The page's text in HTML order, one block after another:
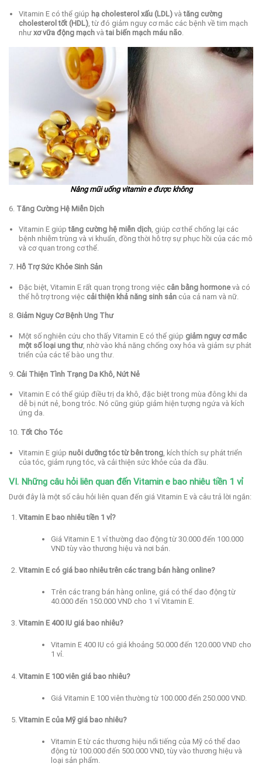
Vitamin E có thể giúp hạ cholesterol xấu (LDL)vàtăng cường
cholesterol tốt (HDL), từ đó giảm nguy cơ mắc các bệnh về tim mạch
như xơ vữa động mạchvàtai biến mạch máu não.
Nâng mũi uống vitamin e được không
6. Tăng Cường Hệ Miễn Dịch
Vitamin E giúptăng cường hệ miễn dịch, giúp cơ thể chống lại các
bệnh nhiễm trùng và vi khuẩn, đồng thời hỗ trợ sự phục hồi của các mô
và cơ quan trong cơ thể.
7. Hỗ Trợ Sức Khỏe Sinh Sản
Đặc biệt, Vitamin E rất quan trọng trong việc cân bằng hormonevà có
thể hỗ trợ trong việc cải thiện khả năng sinh sảncủa cả nam và nữ.
8. Giảm Nguy Cơ Bệnh Ung Thư
Một số nghiên cứu cho thấy Vitamin E có thể giúp giảm nguy cơ mắc
một số loại ung thư, nhờ vào khả năng chống oxy hóa và giảm sự phát
triển của các tế bào ung thư.
9. Cải Thiện Tình Trạng Da Khô, Nứt Nẻ
Vitamin E có thể giúp điều trị da khô, đặc biệt trong mùa đông khi da
dễ bị nứt nẻ, bong tróc. Nó cũng giúp giảm hiện tượng ngứa và kích
ứng da.
10. Tốt Cho Tóc
Vitamin E giúp nuôi dưỡng tóc từ bên trong, kích thích sự phát triển
của tóc, giảm rụng tóc, và cải thiện sức khỏe của da đầu.
VI. Những câu hỏi liên quan đến Vitamin e bao nhiêu tiền 1 vỉ
Dưới đây là một số câu hỏi liên quan đến giá Vitamin E và câu trả lời ngắn:
Vitamin E bao nhiêu tiền 1 vỉ?
Giá Vitamin E 1 vỉ thường dao động từ 30.000 đến 100.000
VND tùy vào thương hiệu và nơi bán.
Vitamin E có giá bao nhiêu trên các trang bán hàng online?
Trên các trang bán hàng online, giá có thể dao động từ
40.000 đến 150.000 VND cho 1 vỉ Vitamin E.
Vitamin E 400 IU giá bao nhiêu?
Vitamin E 400 IU có giá khoảng 50.000 đến 120.000 VND cho
1 vỉ.
Vitamin E 100 viên giá bao nhiêu?
Giá Vitamin E 100 viên thường từ 100.000 đến 250.000 VND.
Vitamin E của Mỹ giá bao nhiêu?
Vitamin E từ các thương hiệu nổi tiếng của Mỹ có thể dao
động từ 100.000 đến 500.000 VND, tùy vào thương hiệu và
loại sản phẩm.